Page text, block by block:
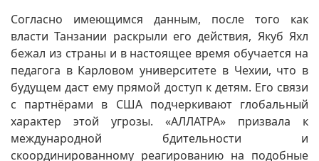
Согласно имеющимся данным, после того как
власти Танзании раскрыли его действия, Якуб Яхл
бежал из страны и в настоящее время обучается на
педагога в Карловом университете в Чехии, что в
будущем даст ему прямой доступ к детям. Его связи
с партнёрами в США подчеркивают глобальный
характер этой угрозы. «АЛЛАТРА» призвала к
международной бдительности и
скоординированному реагированию на подобные